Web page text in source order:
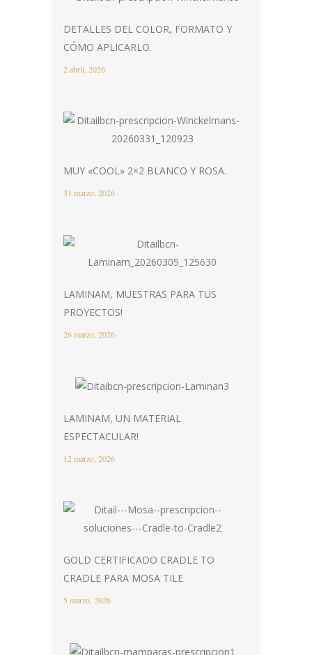
DETALLES DEL COLOR, FORMATO Y
CÓMO APLICARLO.
2 abril, 2026
MUY «COOL» 2×2 BLANCO Y ROSA.
31 marzo, 2026
LAMINAM, MUESTRAS PARA TUS
PROYECTOS!
26 marzo, 2026
LAMINAM, UN MATERIAL
ESPECTACULAR!
12 marzo, 2026
GOLD CERTIFICADO CRADLE TO
CRADLE PARA MOSA TILE
5 marzo, 2026